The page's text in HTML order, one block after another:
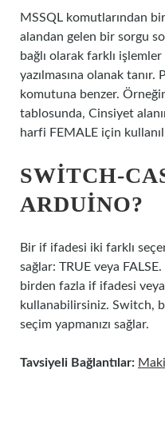
MSSQL komutlarından
alandan gelen bir sorgu
bağlı olarak farklı
yazılmasına olanak
komutuna benzer.
tablosunda, Cinsiyet
harfi FEMALE için
SWITCH-
ARDUINO?
Bir if ifadesi iki farklı
sağlar: TRUE veya
birden fazla if ifadesi
kullanabilirsiniz. Switch,
seçim yapmanızı sağlar.
Tavsiyeli Bağlantılar: